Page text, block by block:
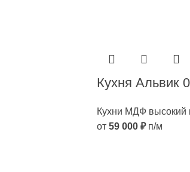
Кухня Альвик
Кухни МДФ высокий
от 59 000 ₽п/м